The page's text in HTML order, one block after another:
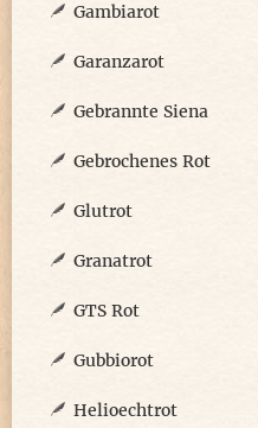
Gambiarot
Garanzarot
Gebrannte Siena
Gebrochenes Rot
Glutrot
Granatrot
GTS Rot
Gubbiorot
Helioechtrot